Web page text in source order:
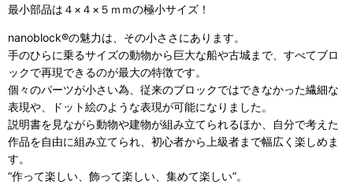
最小部品は４×４×５ｍｍの極小サイズ！
nanoblock®の魅力は、その小ささにあります。
手のひらに乗るサイズの動物から巨大な船や古城まで、すべてブロ
ックで再現できるのが最大の特徴です。
個々のパーツが小さい為、従来のブロックではできなかった繊細な
表現や、ドット絵のような表現が可能になりました。
説明書を見ながら動物や建物が組み立てられるほか、自分で考えた
作品を自由に組み立てられ、初心者から上級者まで幅広く楽しめま
す。
“作って楽しい、飾って楽しい、集めて楽しい”。